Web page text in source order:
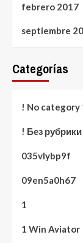
febrero 2017
septiembre
Categorías
! No category
! Без рубрики
035vlybp9f
09en5a0h67
1
1 Win Aviator